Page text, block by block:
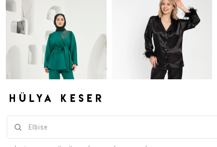
Efsun İkili Takım - Zümrüt Yeşil Melek İkili Takım - Siyah